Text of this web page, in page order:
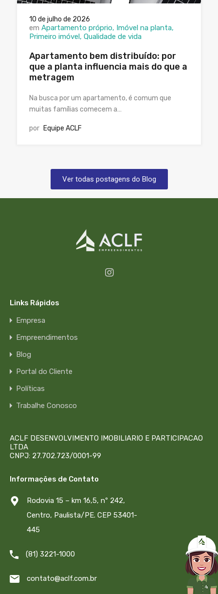
10 de julho de 2026
em Apartamento próprio Imóvel na planta
Primeiro imóvel Qualidade de vida
Apartamento bem distribuído: por
que a planta influencia mais do que a
metragem
Na busca por um apartamento, é comum que
muitas famílias comecem a…
por Equipe ACLF
Ver todas postagens do Blog
Links Rápidos
Empresa
Empreendimentos
Blog
Portal do Cliente
Políticas
Trabalhe Conosco
ACLF DESENVOLVIMENTO IMOBILIARIO E PARTICIPACAO
LTDA
CNPJ: 27.702.723/0001-99
Informações de Contato
Rodovia 15 – km 16,5, nº 242,
Centro, Paulista/PE. CEP 53401-
445
(81) 3221-1000
contato@aclf.com.br